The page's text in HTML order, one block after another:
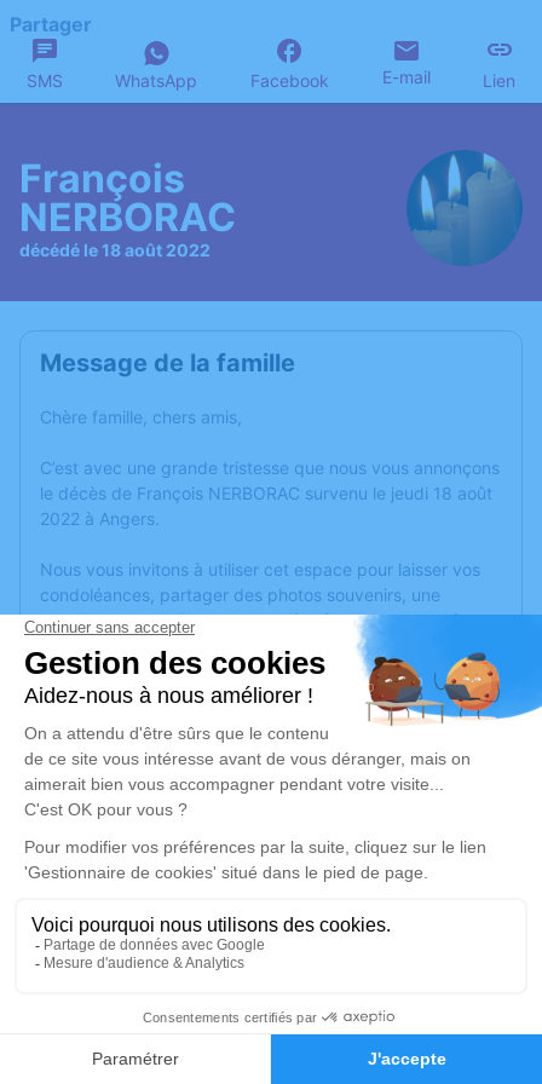
Faire-part Hommages
Partager
SMS WhatsApp Facebook E-mail Lien
François
NERBORAC
décédé le 18 août 2022
Message de la famille
Chère famille, chers amis,
C’est avec une grande tristesse que nous vous annonçons
le décès de François NERBORAC survenu le jeudi 18 août
2022 à Angers.
Nous vous invitons à utiliser cet espace pour laisser vos
condoléances, partager des photos souvenirs, une
anecdote ou exprimer vos pensées à travers des poèmes
ou des textes. Cet endroit est un lieu d'expression dédié à
honorer la mémoire de François NERBORAC.
Un service de plantation d’arbre hommage estdisponible
mercredi 24 août 2022 à 10h30
Crematorium D de Montreuil-Juigne
38 Avenue des Poiriers